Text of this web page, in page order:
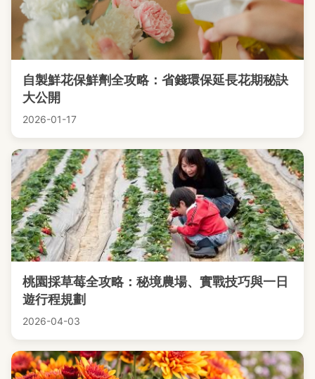
自製鮮花保鮮劑全攻略：省錢環保延長花期秘訣
大公開
2026-01-17
桃園採草莓全攻略：秘境農場、實戰技巧與一日
遊行程規劃
2026-04-03